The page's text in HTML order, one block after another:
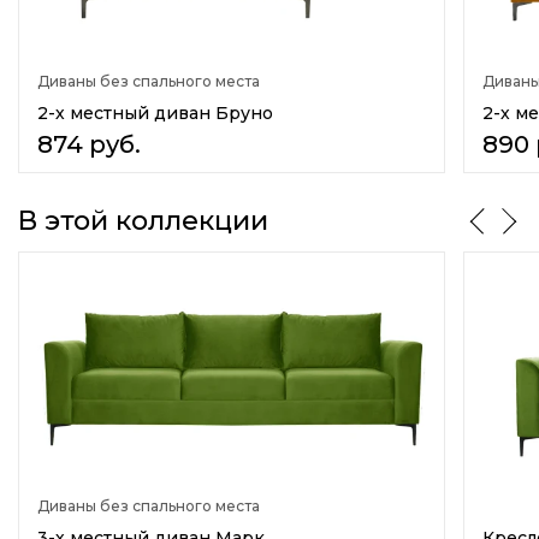
Емкость для постельных принадлежностей
Материал обивки
Ткань
Искусственная кожа(экокожа)
Массив дерева
ДСП
Количество спальных мест
нет
Назначение
В гостиную
На кухню
Диваны без спального места
2-х местный диван Бруно
874 руб.
2-х
890
В этой коллекции
Диваны без спального места